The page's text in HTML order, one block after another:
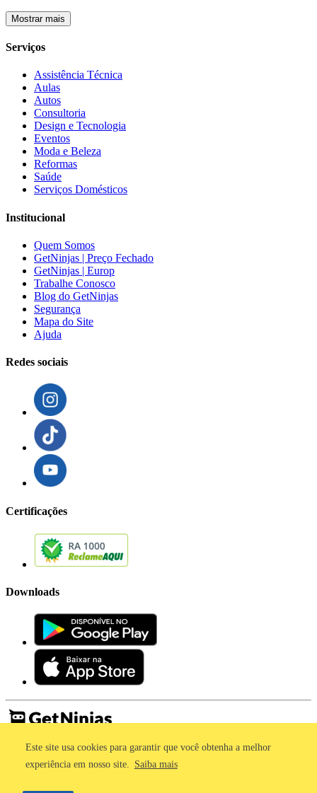
Este site usa cookies para garantir que você obtenha a melhor
experiência em nosso site. Saiba mais
Mostrar mais
Serviços
Assistência Técnica
Aulas
Autos
Consultoria
Design e Tecnologia
Eventos
Moda e Beleza
Reformas
Saúde
Serviços Domésticos
Institucional
Quem Somos
GetNinjas | Preço Fechado
GetNinjas | Europ
Trabalhe Conosco
Blog do GetNinjas
Segurança
Mapa do Site
Ajuda
Redes sociais
Certificações
Downloads
Imprensa
Termos de Uso